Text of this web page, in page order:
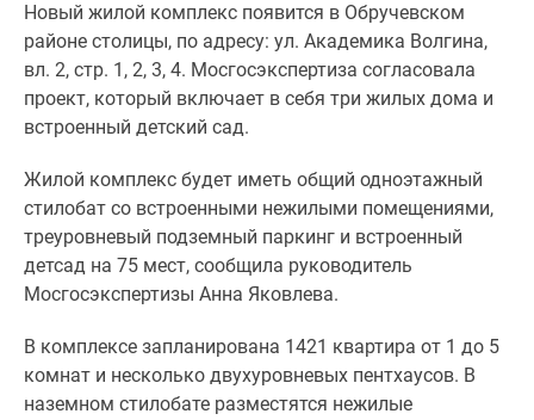
предложения
Коммерческие
помещения
Продавцы
Панорамы
новостроек
Видеообзор
новостроек
Экспертиза
новостроек
Новый жилой комплекс появится в Обручевском
районе столицы, по адресу: ул. Академика Волгина,
вл. 2, стр. 1, 2, 3, 4. Мосгосэкспертиза согласовала
проект, который включает в себя три жилых дома и
встроенный детский сад.
Жилой комплекс будет иметь общий одноэтажный
стилобат со встроенными нежилыми помещениями,
треуровневый подземный паркинг и встроенный
детсад на 75 мест, сообщила руководитель
Мосгосэкспертизы Анна Яковлева.
В комплексе запланирована 1421 квартира от 1 до 5
комнат и несколько двухуровневых пентхаусов. В
наземном стилобате разместятся нежилые